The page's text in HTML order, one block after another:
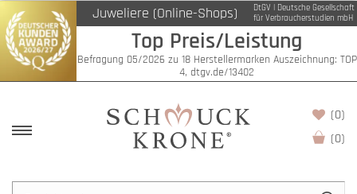
Juweliere (Online-Shops)
DtGV | Deutsche Gesellschaft
für Verbraucherstudien mbH
Top Preis/Leistung
Befragung 05/2026 zu 18 Herstellermarken Auszeichnung: TOP
4, dtgv.de/13402
(0)
(0)